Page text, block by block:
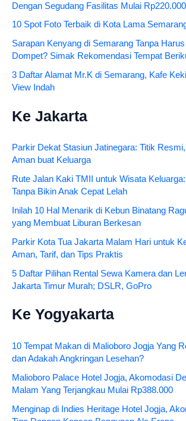
Dengan Segudang Fasilitas Mulai Rp220.000
10 Spot Foto Terbaik di Kota Lama
Sarapan Kenyang di Semarang Tanpa
Dompet? Simak Rekomendasi Tempat
3 Daftar Alamat Mr.K di Semarang, Kafe
View Indah
Ke Jakarta
Parkir Dekat Stasiun Jatinegara: Titik
Aman buat Keluarga
Rute Jalan Kaki TMII untuk Wisata
Tanpa Bikin Anak Cepat Lelah
Inilah 10 Hal Menarik di Kebun Binatang
yang Membuat Liburan Berkesan
Parkir Kota Tua Jakarta Malam Hari untuk
Aman, Tarif, dan Tips Praktis
5 Daftar Pilihan Rental Sewa Kamera dan
Jakarta Timur Murah; DSLR, GoPro
Ke Yogyakarta
10 Tempat Makan di Malioboro Jogja Yang
dan Adakah Angkringan Lesehan?
Malioboro Palace Hotel Jogja, Akomodasi
Malam Yang Terjangkau Mulai Rp388.000
Menginap di Indies Heritage Hotel Jogja,